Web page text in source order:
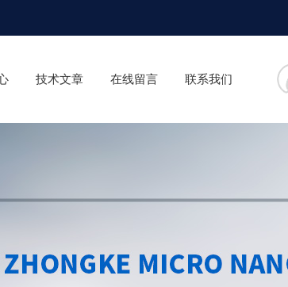
技术文章 在线留言 联系我们